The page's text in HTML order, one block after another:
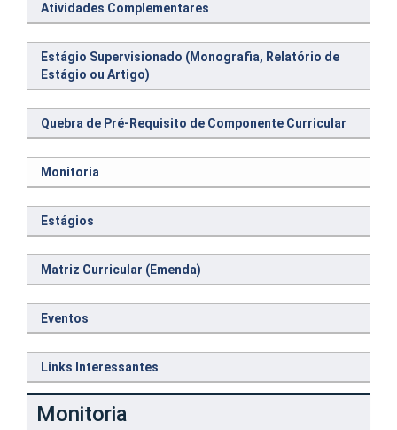
Atividades Complementares
Estágio Supervisionado (Monografia, Relatório de
Estágio ou Artigo)
Quebra de Pré-Requisito de Componente Curricular
Monitoria
Estágios
Matriz Curricular (Emenda)
Eventos
Links Interessantes
Monitoria